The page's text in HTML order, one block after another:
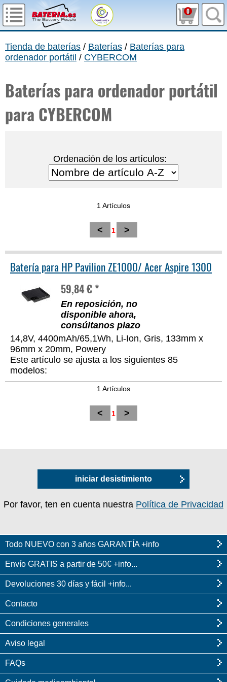
0
Tienda de baterías / Baterías / Baterías para
ordenador portátil / CYBERCOM
Baterías para ordenador portátil
para CYBERCOM
Ordenación de los artículos:
1 Artículos
< 1 >
Batería para HP Pavilion ZE1000/ Acer Aspire 1300
59,84 € *
En reposición, no
disponible ahora,
consúltanos plazo
14,8V, 4400mAh/65,1Wh, Li-Ion, Gris, 133mm x
96mm x 20mm, Powery
Este artículo se ajusta a los siguientes 85
modelos:
1 Artículos
< 1 >
iniciar desistimiento
Por favor, ten en cuenta nuestra Política de Privacidad
Todo NUEVO con 3 años GARANTÍA +info
Envío GRATIS a partir de 50€ +info...
Devoluciones 30 días y fácil +info...
Contacto
Condiciones generales
Aviso legal
FAQs